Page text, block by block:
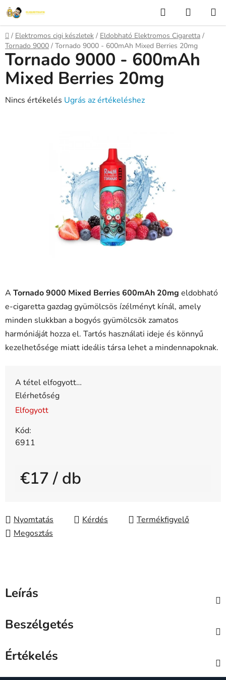
Ugrás
fő
tartalomhoz
KeresésKOSÁR
Kezdőlap
/ Elektromos cigi készletek / Eldobható Elektromos Cigaretta /
Tornado 9000 / Tornado 9000 - 600mAh Mixed Berries 20mg
A Tornado 9000 Mixed Berries 600mAh 20mg eldobható
e-cigaretta gazdag gyümölcsös ízélményt kínál, amely
minden slukkban a bogyós gyümölcsök zamatos
harmóniáját hozza el. Tartós használati ideje és könnyű
kezelhetősége miatt ideális társa lehet a mindennapoknak.
A tétel elfogyott…
Elérhetőség
Elfogyott
Kód:
6911
€17/ db
Nyomtatás
Kérdés
Megosztás
Tornado 9000 - 600mAh
Mixed Berries 20mg
A
Nincs értékelés Ugrás az értékeléshez
Leírás
Beszélgetés
Értékelés